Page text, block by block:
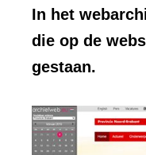
In het
die op de
gestaan.